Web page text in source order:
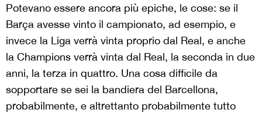
Potevano essere ancora più epiche, le cose: se il
Barça avesse vinto il campionato, ad esempio, e
invece la Liga verrà vinta proprio dal Real, e anche
la Champions verrà vinta dal Real, la seconda in due
anni, la terza in quattro. Una cosa difficile da
sopportare se sei la bandiera del Barcellona,
probabilmente, e altrettanto probabilmente tutto